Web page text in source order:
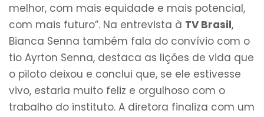
melhor, com mais equidade e mais potencial,
com mais futuro”. Na entrevista à TV Brasil,
Bianca Senna também fala do convívio com o
tio Ayrton Senna, destaca as lições de vida que
o piloto deixou e conclui que, se ele estivesse
vivo, estaria muito feliz e orgulhoso com o
trabalho do instituto. A diretora finaliza com um